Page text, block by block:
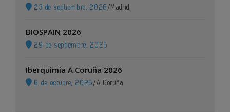
23 de septiembre, 2026 / Madrid
BIOSPAIN 2026
29 de septiembre, 2026
Iberquimia A Coruña 2026
6 de octubre, 2026 /A Coruña